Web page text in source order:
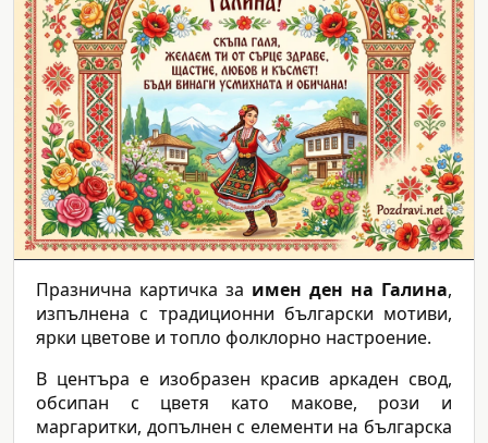
Празнична картичка за имен ден на Галина,
изпълнена с традиционни български мотиви,
ярки цветове и топло фолклорно настроение.
В центъра е изобразен красив аркаден свод,
обсипан с цветя като макове, рози и
маргаритки, допълнен с елементи на българска